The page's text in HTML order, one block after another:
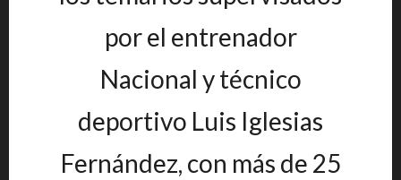
por el entrenador
Nacional y técnico
deportivo Luis Iglesias
Fernández, con más de 25